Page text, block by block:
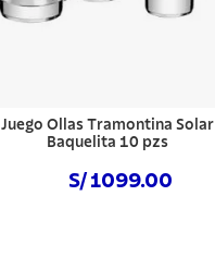
Juego Ollas Tramontina Solar
Baquelita 10 pzs
S/ 1099.00